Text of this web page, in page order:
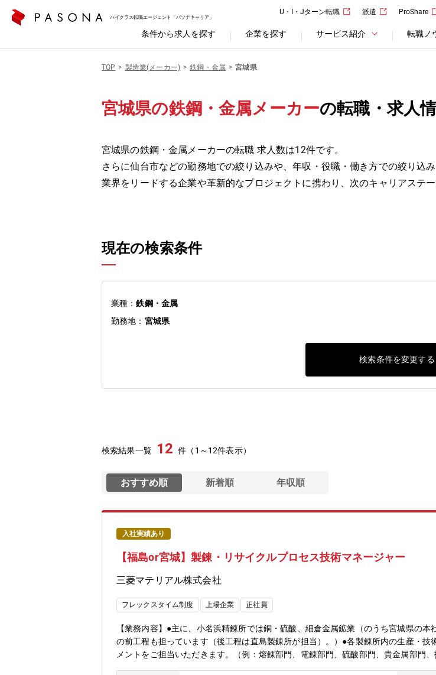
ハイクラス転職エージェント「パソナキャリア」
U・I・Jターン転職 派遣 ProShare
条件から求人を探す 企業を探す サービス紹介 転職ノ
TOP 製造業(メーカー) 鉄鋼・金属 宮城県
宮城県の鉄鋼・金属メーカーの転職・求人
宮城県の鉄鋼・金属メーカーの転職 求人数は12件です。
さらに仙台市などの勤務地での絞り込みや、年収・役職・働き方での絞り込み
業界をリードする企業や革新的なプロジェクトに携わり、次のキャリアステ
現在の検索条件
業種：鉄鋼・金属
勤務地： 宮城県
検索条件を変更する
検索結果一覧 12 件（1～12件表示）
おすすめ順 新着順 年収順
入社実績あり
【福島or宮城】製錬・リサイクルプロセス技術マネージャー
三菱マテリアル株式会社
フレックスタイム制度 上場企業 正社員
【業務内容】●主に、小名浜精錬所では銅・硫酸、細倉金属鉱業（のうち宮城県の
の前工程も担っています（後工程は直島製錬所が担当）。）●各製錬所内の生産・
メントをご担当いただきます。（例：熔錬部門、電錬部門、硫酸部門、貴金属部門